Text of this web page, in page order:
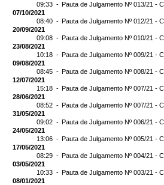
09:33 - Pauta de Julgamento Nº 013/21 -
07/10/2021
08:40 - Pauta de Julgamento Nº 012/21 -
20/09/2021
09:08 - Pauta de Julgamento Nº 010/21 -
23/08/2021
10:18 - Pauta de Julgamento Nº 009/21 -
09/08/2021
08:45 - Pauta de Julgamento Nº 008/21 -
12/07/2021
15:18 - Pauta de Julgamento Nº 007/21 -
28/06/2021
08:52 - Pauta de Julgamento Nº 007/21 -
31/05/2021
09:02 - Pauta de Julgamento Nº 006/21 -
24/05/2021
13:06 - Pauta de Julgamento Nº 005/21 -
17/05/2021
08:29 - Pauta de Julgamento Nº 004/21 -
03/05/2021
10:33 - Pauta de Julgamento Nº 003/21 -
08/01/2021